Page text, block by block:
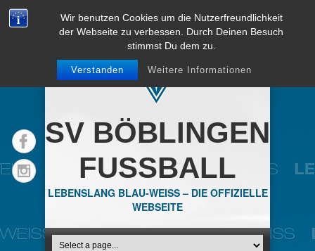
Wir benutzen Cookies um die Nutzerfreundlichkeit
der Webseite zu verbessen. Durch Deinen Besuch
stimmst Du dem zu.
Verstanden Weitere Informationen
SV BÖBLINGEN
FUSSBALL
LEBENSLANG BLAU-WEISS – DIE OFFIZIELLE
WEBSEITE